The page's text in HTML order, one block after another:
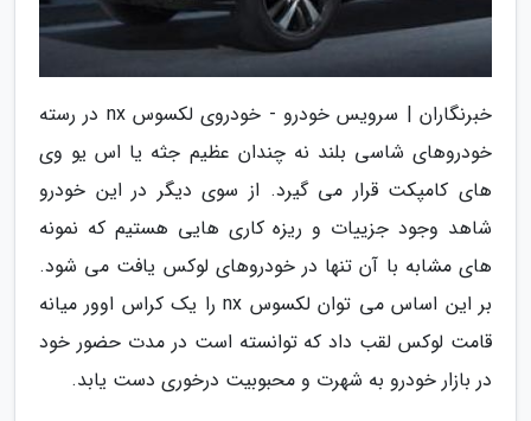
خبرنگاران | سرویس خودرو - خودروی لکسوس nx در رسته
خودروهای شاسی بلند نه چندان عظیم جثه یا اس یو وی
های کامپکت قرار می گیرد. از سوی دیگر در این خودرو
شاهد وجود جزییات و ریزه کاری هایی هستیم که نمونه
های مشابه با آن تنها در خودروهای لوکس یافت می شود.
بر این اساس می توان لکسوس nx را یک کراس اوور میانه
قامت لوکس لقب داد که توانسته است در مدت حضور خود
در بازار خودرو به شهرت و محبوبیت درخوری دست یابد.